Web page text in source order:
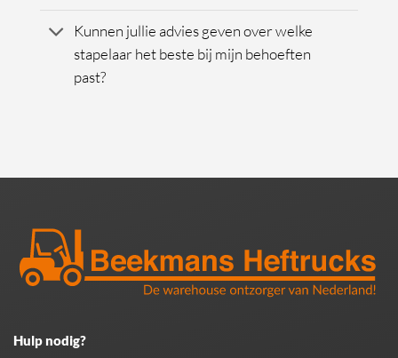
Kunnen jullie advies geven over welke
stapelaar het beste bij mijn behoeften
past?
Hulp nodig?